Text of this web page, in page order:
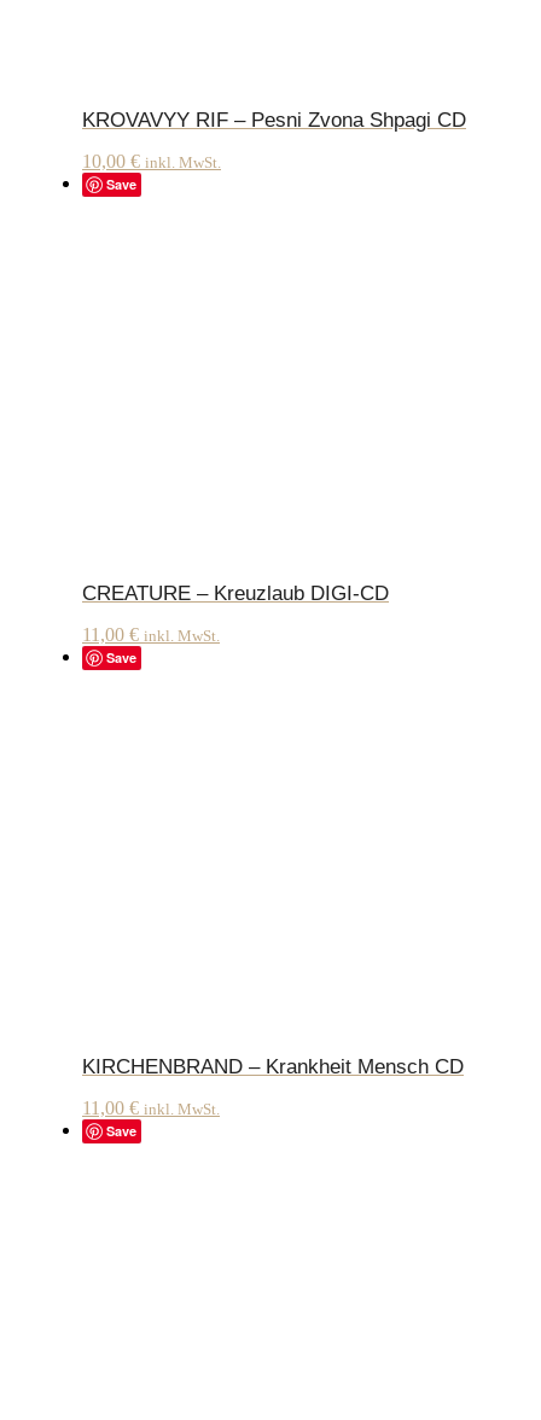
KROVAVYY RIF – Pesni Zvona Shpagi CD
10,00 € inkl. MwSt.
Save
CREATURE – Kreuzlaub DIGI-CD
11,00 € inkl. MwSt.
Save
KIRCHENBRAND – Krankheit Mensch CD
11,00 € inkl. MwSt.
Save